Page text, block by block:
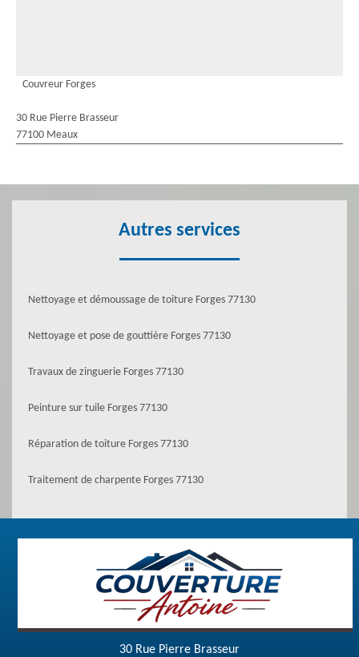
Couvreur Forges
30 Rue Pierre Brasseur
77100 Meaux
Autres services
Nettoyage et démoussage de toiture Forges 77130
Nettoyage et pose de gouttière Forges 77130
Travaux de zinguerie Forges 77130
Peinture sur tuile Forges 77130
Réparation de toiture Forges 77130
Traitement de charpente Forges 77130
30 Rue Pierre Brasseur